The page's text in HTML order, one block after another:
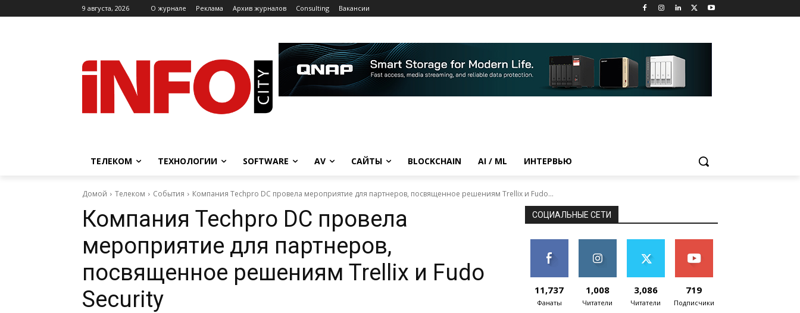
9 августа, 2026 O журнале Реклама Архив журналов Consulting Вакансии
ТЕЛЕКОМ ТЕХНОЛОГИИ SOFTWARE AV САЙТЫ BLOCKCHAIN AI / ML ИНТЕРВЬЮ
Домой Телеком События Компания Techpro DC провела мероприятие для партнеров, посвященное решениям Trellix и Fudo...
Компания Techpro DC провела
мероприятие для партнеров,
посвященное решениям Trellix и Fudo
Security
СОЦИАЛЬНЫЕ СЕТИ
11,737
Фанаты
1,008
Читатели
3,086
Читатели
719
Подписчики